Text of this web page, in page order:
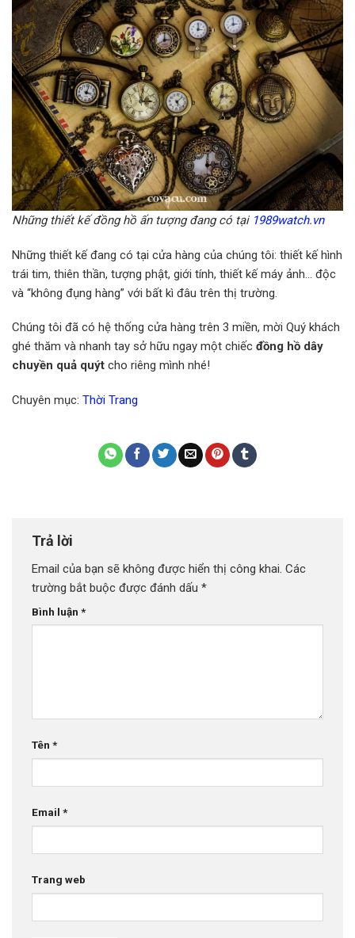
Những thiết kế đồng hồ ấn tượng đang có tại 1989watch.vn
Những thiết kế đang có tại cửa hàng của chúng tôi: thiết kế hình
trái tim, thiên thần, tượng phật, giới tính, thiết kế máy ảnh… độc
và “không đụng hàng” với bất kì đâu trên thị trường.
Chúng tôi đã có hệ thống cửa hàng trên 3 miền, mời Quý khách
ghé thăm và nhanh tay sở hữu ngay một chiếc đồng hồ dây
chuyền quả quýt cho riêng mình nhé!
Chuyên mục: Thời Trang
Trả lời
Email của bạn sẽ không được hiển thị công khai. Các
trường bắt buộc được đánh dấu *
Bình luận *
Tên *
Email *
Trang web